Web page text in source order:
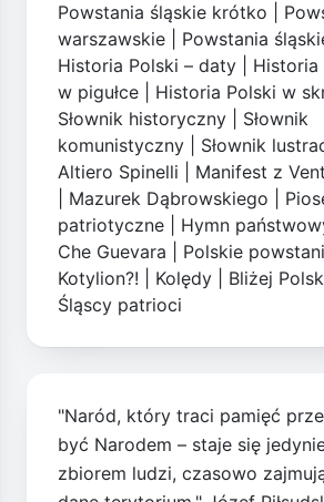
Powstania śląskie krótko
warszawskie
Powstania
Historia Polski – daty
Historia
w pigułce
Historia Polski w
Słownik historyczny
Słownik
komunistyczny
Słownik
Altiero Spinelli
Manifest z
Mazurek Dąbrowskiego
patriotyczne
Hymn
Che Guevara
Polskie
Kotylion?!
Kolędy Bliżej
Śląscy patrioci
"Naród, który traci pamięć
być Narodem – staje się
zbiorem ludzi, czasowo